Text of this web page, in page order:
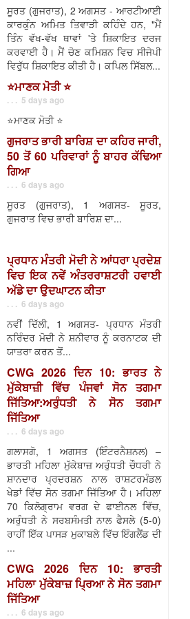
ਸੂਰਤ (ਗੁਜਰਾਤ), 2 ਅਗਸਤ - ਆਰਟੀਆਈ
ਕਾਰਕੁੰਨ ਅਮਿਤ ਤਿਵਾੜੀ ਕਹਿੰਦੇ ਹਨ, "ਮੈਂ
ਤਿੰਨ ਵੱਖ-ਵੱਖ ਥਾਵਾਂ 'ਤੇ ਸ਼ਿਕਾਇਤ ਦਰਜ
ਕਰਵਾਈ ਹੈ। ਮੈਂ ਚੋਣ ਕਮਿਸ਼ਨ ਵਿਚ ਸੀਜੇਪੀ
ਵਿਰੁੱਧ ਸ਼ਿਕਾਇਤ ਕੀਤੀ ਹੈ। ਕਪਿਲ ਸਿੱਬਲ...
⭐️ਮਾਣਕ ਮੋਤੀ ⭐️
. . . 5 days ago
⭐️ਮਾਣਕ ਮੋਤੀ ⭐️
ਗੁਜਰਾਤ ਭਾਰੀ ਬਾਰਿਸ਼ ਦਾ ਕਹਿਰ ਜਾਰੀ,
50 ਤੋਂ 60 ਪਰਿਵਾਰਾਂ ਨੂੰ ਬਾਹਰ ਕੱਢਿਆ
ਗਿਆ
. . . 6 days ago
ਸੂਰਤ (ਗੁਜਰਾਤ), 1 ਅਗਸਤ- ਸੂਰਤ,
ਗੁਜਰਾਤ ਵਿਚ ਭਾਰੀ ਬਾਰਿਸ਼ ਦਾ...
ਪ੍ਰਧਾਨ ਮੰਤਰੀ ਮੋਦੀ ਨੇ ਆਂਧਰਾ ਪ੍ਰਦੇਸ਼
ਵਿਚ ਇਕ ਨਵੇਂ ਅੰਤਰਰਾਸ਼ਟਰੀ ਹਵਾਈ
ਅੱਡੇ ਦਾ ਉਦਘਾਟਨ ਕੀਤਾ
. . . 6 days ago
ਨਵੀਂ ਦਿੱਲੀ, 1 ਅਗਸਤ- ਪ੍ਰਧਾਨ ਮੰਤਰੀ
ਨਰਿੰਦਰ ਮੋਦੀ ਨੇ ਸ਼ਨੀਵਾਰ ਨੂੰ ਕਰਨਾਟਕ ਦੀ
ਯਾਤਰਾ ਕਰਨ ਤੋਂ...
CWG 2026 ਦਿਨ 10: ਭਾਰਤ ਨੇ
ਮੁੱਕੇਬਾਜ਼ੀ ਵਿੱਚ ਪੰਜਵਾਂ ਸੋਨ ਤਗਮਾ
ਜਿੱਤਿਆ:ਅਰੁੰਧਤੀ ਨੇ ਸੋਨ ਤਗਮਾ
ਜਿੱਤਿਆ
. . . 6 days ago
ਗਲਾਸਗੋ, 1 ਅਗਸਤ (ਇੰਟਰਨੈਸ਼ਨਲ) –
ਭਾਰਤੀ ਮਹਿਲਾ ਮੁੱਕੇਬਾਜ਼ ਅਰੁੰਧਤੀ ਚੌਧਰੀ ਨੇ
ਸ਼ਾਨਦਾਰ ਪ੍ਰਦਰਸ਼ਨ ਨਾਲ ਰਾਸ਼ਟਰਮੰਡਲ
ਖੇਡਾਂ ਵਿੱਚ ਸੋਨ ਤਗਮਾ ਜਿੱਤਿਆ ਹੈ। ਮਹਿਲਾ
70 ਕਿਲੋਗ੍ਰਾਮ ਵਰਗ ਦੇ ਫਾਈਨਲ ਵਿੱਚ,
ਅਰੁੰਧਤੀ ਨੇ ਸਰਬਸੰਮਤੀ ਨਾਲ ਫੈਸਲੇ (5-0)
ਰਾਹੀਂ ਇੱਕ ਪਾਸੜ ਮੁਕਾਬਲੇ ਵਿੱਚ ਇੰਗਲੈਂਡ ਦੀ
...
CWG 2026 ਦਿਨ 10: ਭਾਰਤੀ
ਮਹਿਲਾ ਮੁੱਕੇਬਾਜ਼ ਪ੍ਰਿਆ ਨੇ ਸੋਨ ਤਗਮਾ
ਜਿੱਤਿਆ
. . . 6 days ago